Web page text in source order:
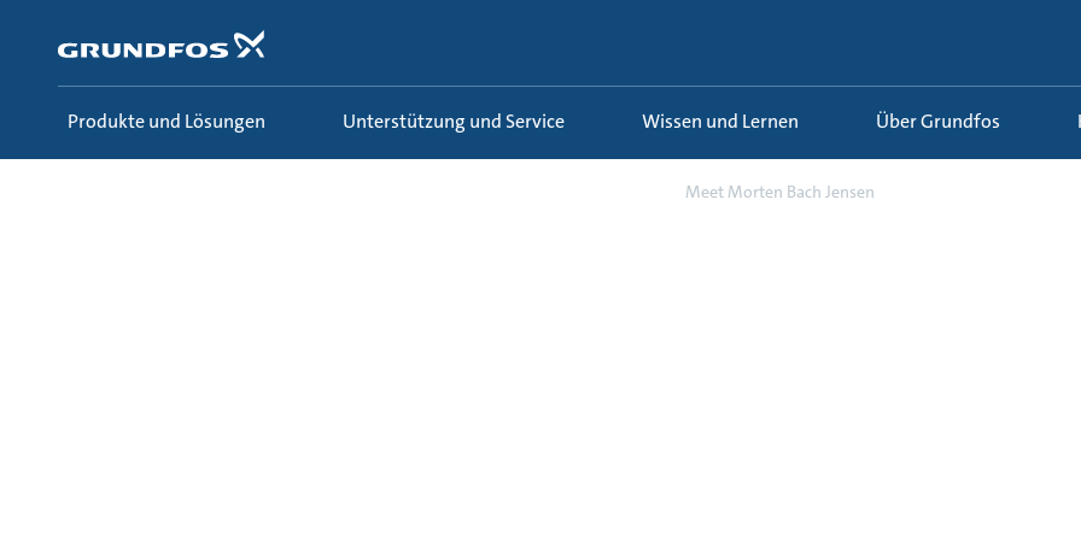
springen
Produkte und Lösungen Unterstützung und Service Wissen und Lernen Über Grundfos
Meet Morten Bach Jensen